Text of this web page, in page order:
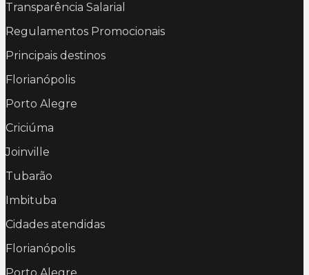
Transparência Salarial
Regulamentos Promocionais
Principais destinos
Florianópolis
Porto Alegre
Criciúma
Joinville
Tubarão
Imbituba
Cidades atendidas
Florianópolis